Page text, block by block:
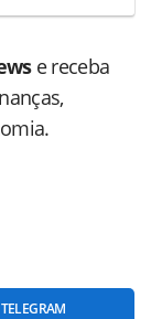
e receba